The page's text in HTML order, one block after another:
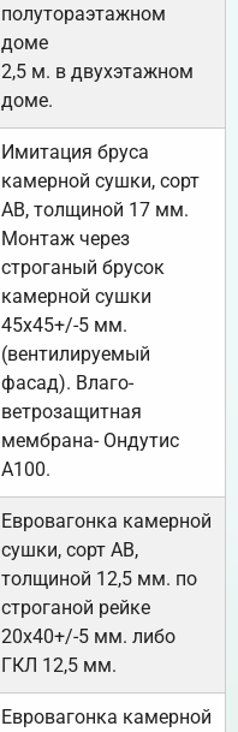
полутораэтажном
доме
2,5 м. в двухэтажном
доме.
Имитация бруса
камерной сушки, сорт
АВ, толщиной 17 мм.
Монтаж через
строганый брусок
камерной сушки
45х45+/-5 мм.
(вентилируемый
фасад). Влаго-
ветрозащитная
мембрана- Ондутис
А100.
Евровагонка камерной
сушки, сорт АВ,
толщиной 12,5 мм. по
строганой рейке
20х40+/-5 мм. либо
ГКЛ 12,5 мм.
Евровагонка камерной